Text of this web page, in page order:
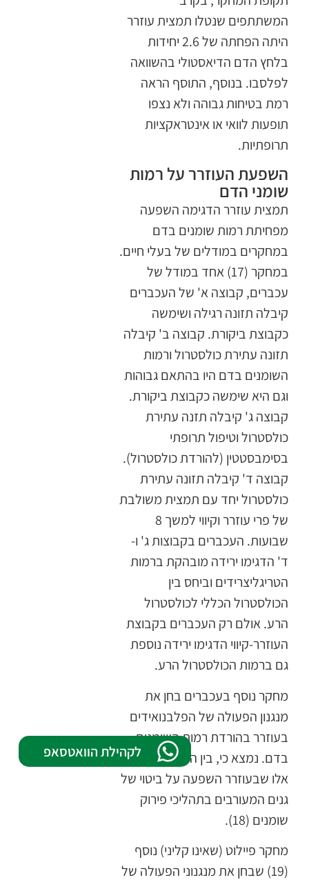
המשתתפים שנטלו תמצית עוזרר
היתה הפחתה של 2.6 יחידות
בלחץ הדם הדיאסטולי בהשוואה
לפלסבו. בנוסף, התוסף הראה
רמת בטיחות גבוהה ולא נצפו
תופעות לוואי או אינטראקציות
תרופתיות.
השפעת העוזרר על רמות
שומני הדם
תמצית עוזרר הדגימה השפעה
מפחיתת רמות שומנים בדם
במחקרים במודלים של בעלי חיים.
במחקר (17) אחד במודל של
עכברים, קבוצה א' של העכברים
קיבלה תזונה רגילה ושימשה
כקבוצת ביקורת. קבוצה ב' קיבלה
תזונה עתירת כולסטרול ורמות
השומנים בדם היו בהתאם גבוהות
וגם היא שימשה כקבוצת ביקורת.
קבוצה ג' קיבלה תזנה עתירת
כולסטרול וטיפול תרופתי
בסימבסטטין (להורדת כולסטרול).
קבוצה ד' קיבלה תזונה עתירת
כולסטרול יחד עם תמצית משולבת
של פרי עוזרר וקיווי למשך 8
שבועות. העכברים בקבוצות ג' ו-
ד' הדגימו ירידה מובהקת ברמות
הטריגליצרידים וביחס בין
הכולסטרול הכללי לכולסטרול
הרע. אולם רק העכברים בקבוצת
העוזרר-קיווי הדגימו ירידה נוספת
גם ברמות הכולסטרול הרע.
מחקר נוסף בעכברים בחן את
מנגנון הפעולה של הפלבנואידים
בעוזרר בהורדת רמות השומנים
בדם. נמצא כי, בין היתר, לרכיבים
אלו שבעוזרר השפעה על ביטוי של
גנים המעורבים בתהליכי פירוק
שומנים (18).
מחקר פיילוט (שאינו קליני) נוסף
(19) שבחן את מנגנוני הפעולה של
לקהילת הוואטסאפ